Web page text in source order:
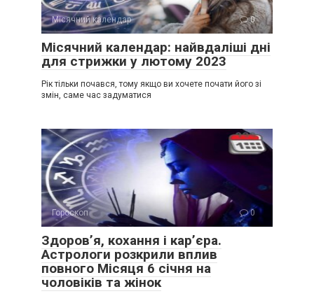
Місячний календар 0
Місячний календар: найвдаліші дні
для стрижки у лютому 2023
Рік тільки почався, тому якщо ви хочете почати його зі
змін, саме час задуматися
Гороскоп 0
Здоров’я, кохання і кар’єра.
Астрологи розкрили вплив
повного Місяця 6 січня на
чоловіків та жінок